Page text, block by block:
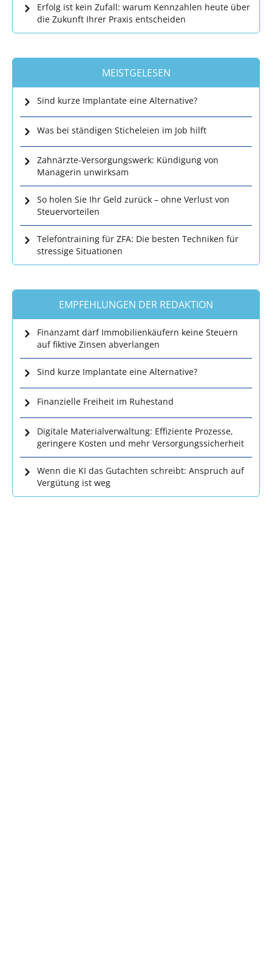
Erfolg ist kein Zufall: warum Kennzahlen heute über
die Zukunft Ihrer Praxis entscheiden
MEISTGELESEN
Sind kurze Implantate eine Alternative?
Was bei ständigen Sticheleien im Job hilft
Zahnärzte-Versorgungswerk: Kündigung von
Managerin unwirksam
So holen Sie Ihr Geld zurück – ohne Verlust von
Steuervorteilen
Telefontraining für ZFA: Die besten Techniken für
stressige Situationen
EMPFEHLUNGEN DER REDAKTION
Finanzamt darf Immobilienkäufern keine Steuern
auf fiktive Zinsen abverlangen
Sind kurze Implantate eine Alternative?
Finanzielle Freiheit im Ruhestand
Digitale Materialverwaltung: Effiziente Prozesse,
geringere Kosten und mehr Versorgungssicherheit
Wenn die KI das Gutachten schreibt: Anspruch auf
Vergütung ist weg